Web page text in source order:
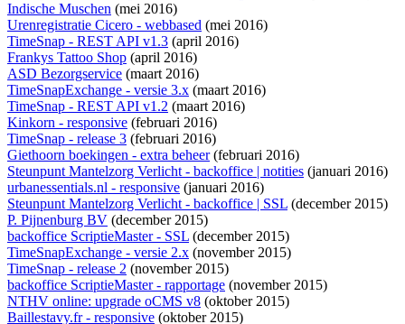
Indische Muschen (mei 2016)
Urenregistratie Cicero - webbased (mei 2016)
TimeSnap - REST API v1.3 (april 2016)
Frankys Tattoo Shop (april 2016)
ASD Bezorgservice (maart 2016)
TimeSnapExchange - versie 3.x (maart 2016)
TimeSnap - REST API v1.2 (maart 2016)
Kinkorn - responsive (februari 2016)
TimeSnap - release 3 (februari 2016)
Giethoorn boekingen - extra beheer(februari 2016)
Steunpunt Mantelzorg Verlicht - backoffice | notities (januari 2016)
urbanessentials.nl - responsive (januari 2016)
Steunpunt Mantelzorg Verlicht - backoffice | SSL (december 2015)
P. Pijnenburg BV (december 2015)
backoffice ScriptieMaster - SSL (december 2015)
TimeSnapExchange - versie 2.x (november 2015)
TimeSnap - release 2 (november 2015)
backoffice ScriptieMaster - rapportage (november 2015)
NTHV online: upgrade oCMS v8 (oktober 2015)
Baillestavy.fr - responsive (oktober 2015)